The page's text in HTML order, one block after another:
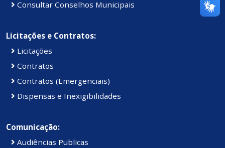
Consultar Conselhos Municipais
Licitações e Contratos:
Licitações
Contratos
Contratos (Emergenciais)
Dispensas e Inexigibilidades
Comunicação:
Audiências Publicas